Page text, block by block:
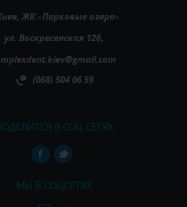
ЖК «Парковые озера»
ул. Воскресенская 12б,
(068) 504 06 59
В СОЦ СЕТЯХ
МЫ В СОЦСЕТЯХ